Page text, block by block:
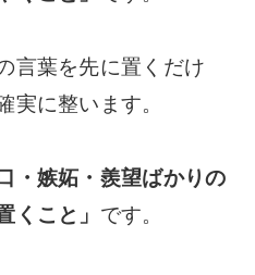
言葉を先に置くだけ
実に整います。
・嫉妬・羨望ばかりの
くこと」 です。